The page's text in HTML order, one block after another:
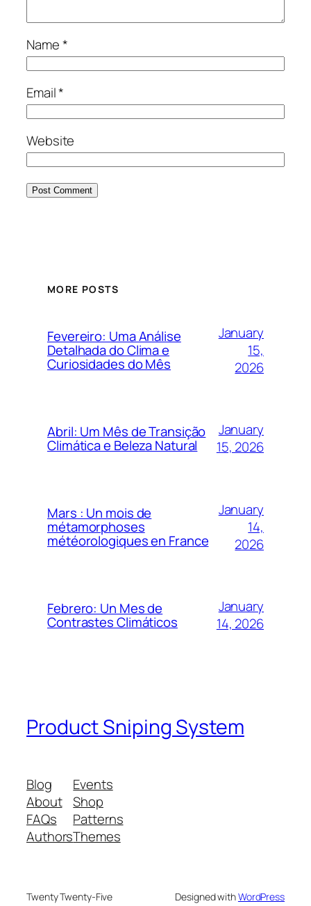
Name*
Email*
Website
MORE POSTS
Fevereiro: Uma Análise
Detalhada do Clima e
Curiosidades do Mês
January
15,
2026
Abril: Um Mês de Transição
Climática e Beleza Natural
January
15, 2026
Mars : Un mois de
métamorphoses
météorologiques en France
January
14,
2026
Febrero: Un Mes de
Contrastes Climáticos
January
14, 2026
Product Sniping System
Blog
About
FAQs
Authors
Events
Shop
Patterns
Themes
Twenty Twenty-Five Designed withWordPress